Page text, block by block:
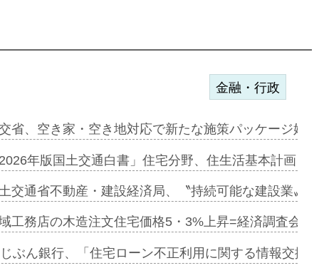
サー契約…
起用…
ミーレキ…
も城南エ…
合型の賃…
金融・行政
省、空き家・空き地対応で新たな施策パッケージ始
年版国土交通白書」住宅分野、住生活基本計画を
交通省不動産・建設経済局、〝持続可能な建設業〟
工務店の木造注文住宅価格5・3%上昇=経済調査会
ぶん銀行、「住宅ローン不正利用に関する情報交換